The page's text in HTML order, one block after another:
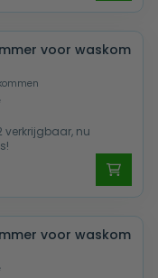
549,00.voor waskom
verkrijgbaar, nu
549,00.voor waskom